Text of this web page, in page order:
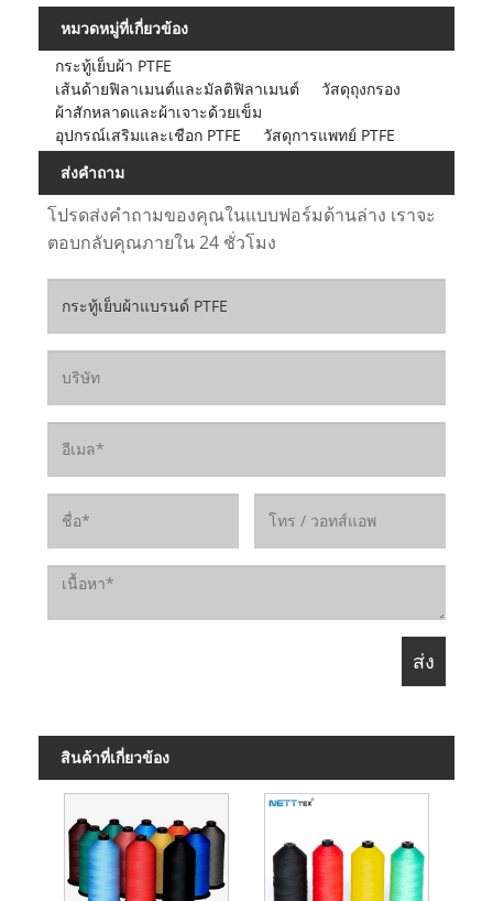
หมวดหมู่ที่เกี่ยวข้อง
กระทู้เย็บผ้า PTFE
เส้นด้ายฟิลาเมนต์และมัลติฟิลาเมนต์
วัสดุถุงกรอง
ผ้าสักหลาดและผ้าเจาะด้วยเข็ม
อุปกรณ์เสริมและเชือก PTFE
วัสดุการแพทย์ PTFE
ส่งคำถาม
โปรดส่งคำถามของคุณในแบบฟอร์มด้านล่าง เราจะ
ตอบกลับคุณภายใน 24 ชั่วโมง
สินค้าที่เกี่ยวข้อง